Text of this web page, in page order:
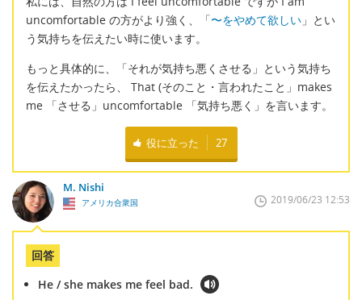
uncomfortable の方がより強く、「〜をやめて欲しい 」とい
う気持ちを伝えたい時に使います。
もっと具体的に、「それが気持ち悪くさせる」という気持ち
を伝えたかったら、 That (そのこと・言われたこと」makes
me 「させる」uncomfortable 「気持ち悪く」を言います。
役に立った 27
M. Nishi
アメリカ合衆国 2019/06/23 12:53
回答
He / she makes me feel bad.